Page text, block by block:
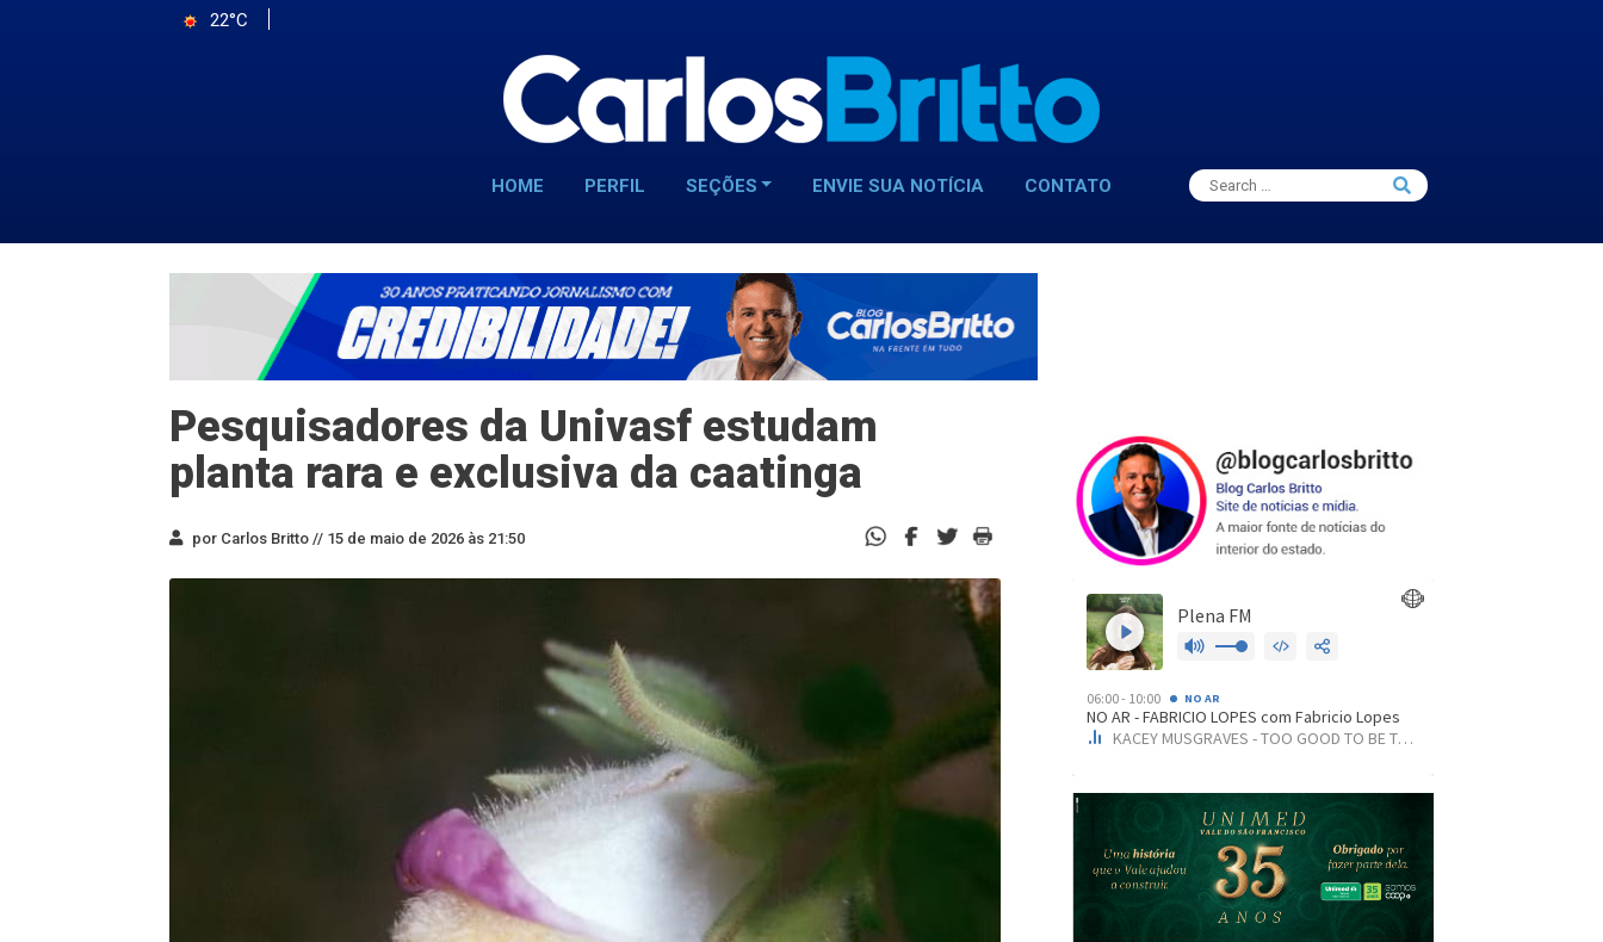
22°C
HOME PERFIL SEÇÕES ENVIE SUA NOTÍCIA CONTATO
Search
for:
Search
Pesquisadores da Univasf estudam
planta rara e exclusiva da caatinga
por Carlos Britto // 15 de maio de 2026 às 21:50